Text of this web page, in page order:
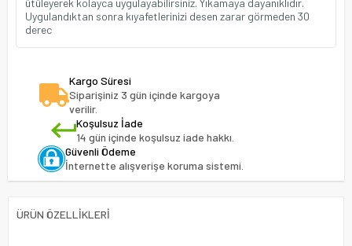
ütüleyerek kolayca uygulayabilirsiniz. Yıkamaya dayanıklıdır.
Uygulandıktan sonra kıyafetlerinizi desen zarar görmeden 30
derec
Kargo Süresi
Siparişiniz 3 gün içinde kargoya
verilir.
Koşulsuz İade
14 gün içinde koşulsuz iade hakkı.
Güvenli Ödeme
İnternette alışverişe koruma sistemi.
ÜRÜN ÖZELLIKLERI